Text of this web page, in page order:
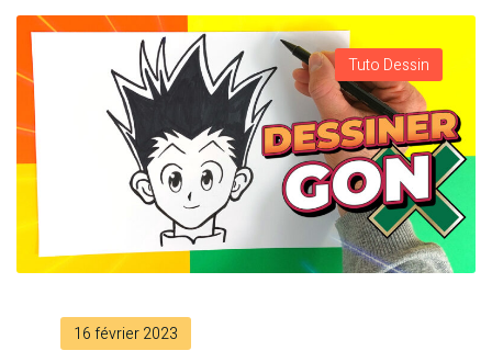
Tuto Dessin
16 février 2023